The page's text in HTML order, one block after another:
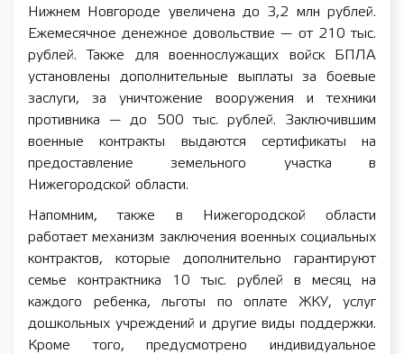
Нижнем Новгороде увеличена до 3,2 млн рублей.
Ежемесячное денежное довольствие — от 210 тыс.
рублей. Также для военнослужащих войск БПЛА
установлены дополнительные выплаты за боевые
заслуги, за уничтожение вооружения и техники
противника — до 500 тыс. рублей. Заключившим
военные контракты выдаются сертификаты на
предоставление земельного участка в
Нижегородской области.
Напомним, также в Нижегородской области
работает механизм заключения военных социальных
контрактов, которые дополнительно гарантируют
семье контрактника 10 тыс. рублей в месяц на
каждого ребенка, льготы по оплате ЖКУ, услуг
дошкольных учреждений и другие виды поддержки.
Кроме того, предусмотрено индивидуальное